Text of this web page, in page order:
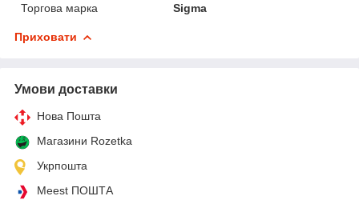
Торгова марка
Sigma
Приховати
Умови доставки
Нова Пошта
Магазини Rozetka
Укрпошта
Meest ПОШТА